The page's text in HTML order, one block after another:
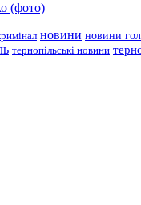
(фото)
новини новини
тернопільські новини